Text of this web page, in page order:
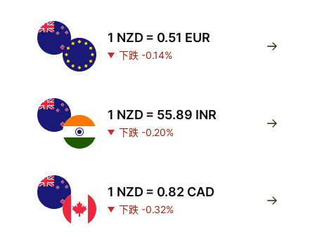
1 NZD = 0.51 EUR
下跌 -0.14%
1 NZD = 55.89 INR
下跌 -0.20%
1 NZD = 0.82 CAD
下跌 -0.32%